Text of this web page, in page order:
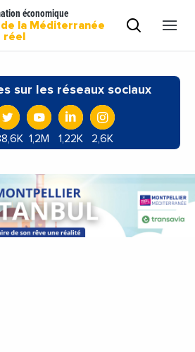
économique
la Méditerranée
réel
sur les réseaux sociaux
1,2M 1,22K 2,6K